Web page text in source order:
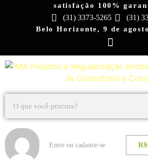
satisfação 100%
(31) 3373-5265 (31)
Belo Horizonte, 9 de
Entre ou cadastre-se R$